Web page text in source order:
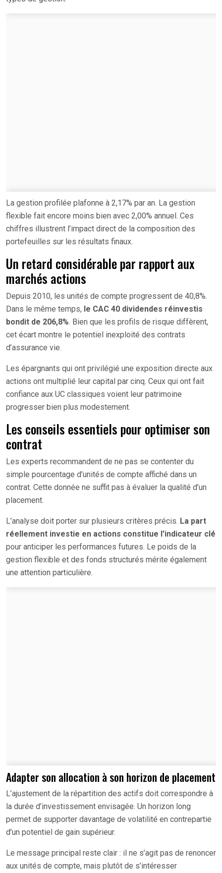
La gestion profilée plafonne à 2,17% par an. La gestion
flexible fait encore moins bien avec 2,00% annuel. Ces
chiffres illustrent l’impact direct de la composition des
portefeuilles sur les résultats finaux.
Un retard considérable par rapport aux
marchés actions
Depuis 2010, les unités de compte progressent de 40,8%.
Dans le même temps, le CAC 40 dividendes réinvestis
bondit de 206,8%. Bien que les profils de risque diffèrent,
cet écart montre le potentiel inexploité des contrats
d’assurance vie.
Les épargnants qui ont privilégié une exposition directe aux
actions ont multiplié leur capital par cinq. Ceux qui ont fait
confiance aux UC classiques voient leur patrimoine
progresser bien plus modestement.
Les conseils essentiels pour optimiser son
contrat
Les experts recommandent de ne pas se contenter du
simple pourcentage d’unités de compte affiché dans un
contrat. Cette donnée ne suffit pas à évaluer la qualité d’un
placement.
L’analyse doit porter sur plusieurs critères précis. La part
réellement investie en actions constitue l’indicateur clé
pour anticiper les performances futures. Le poids de la
gestion flexible et des fonds structurés mérite également
une attention particulière.
Adapter son allocation à son horizon de placement
L’ajustement de la répartition des actifs doit correspondre à
la durée d’investissement envisagée. Un horizon long
permet de supporter davantage de volatilité en contrepartie
d’un potentiel de gain supérieur.
Le message principal reste clair : il ne s’agit pas de renoncer
aux unités de compte, mais plutôt de s’intéresser